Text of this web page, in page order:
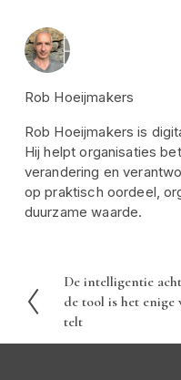
Rob Hoeijmakers
Rob Hoeijmakers is
Hij helpt organisaties
verandering en
op praktisch oordeel,
duurzame waarde.
V
o
r
i
De intelligentie
de tool is het enige
telt